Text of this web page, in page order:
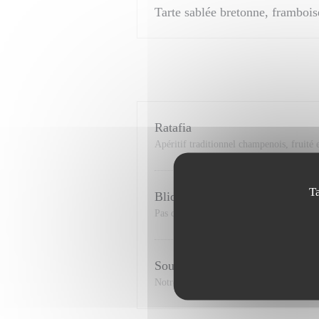
Tarte sablée bretonne,
Ratafia
Apéritif traditionnel champenois, fruité
Blida de champagne
Pas de flûtes ici ! Chez nous on sert le
Sourire
Notre cocktail signature ! Crème de